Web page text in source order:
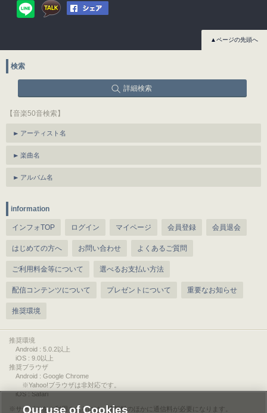
▲ページの先頭へ
検索
詳細検索
【音楽50音検索】
アーティスト名
楽曲名
アルバム名
information
インフォTOP ログイン マイページ 会員登録 会員退会
はじめての方へ お問い合わせ よくあるご質問
ご利用料金等について 選べるお支払い方法
配信コンテンツについて プレゼントについて 重要なお知らせ
推奨環境
推奨環境
Android : 5.0.2以上
iOS : 9.0以上
推奨ブラウザ
Android : Google Chrome
※Yahoo!ブラウザは非対応です。
iOS : Safari
サービスをご利用されるには、情報料のほかに通信料が必要になります。
Our use of Cookies